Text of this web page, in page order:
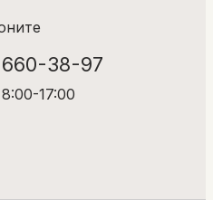
38-97
17:00